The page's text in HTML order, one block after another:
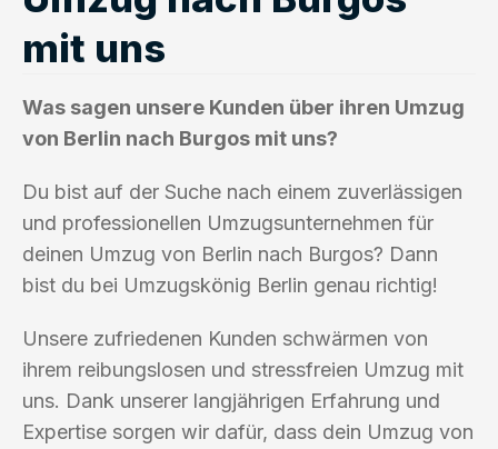
mit uns
Was sagen unsere Kunden über ihren Umzug
von Berlin nach Burgos mit uns?
Du bist auf der Suche nach einem zuverlässigen
und professionellen Umzugsunternehmen für
deinen Umzug von Berlin nach Burgos? Dann
bist du bei Umzugskönig Berlin genau richtig!
Unsere zufriedenen Kunden schwärmen von
ihrem reibungslosen und stressfreien Umzug mit
uns. Dank unserer langjährigen Erfahrung und
Expertise sorgen wir dafür, dass dein Umzug von